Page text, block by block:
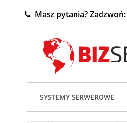
Masz pytania? Zadzwoń:
SYSTEMY SERWEROWE